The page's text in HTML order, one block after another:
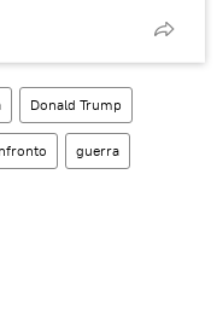
Donald Trump
guerra